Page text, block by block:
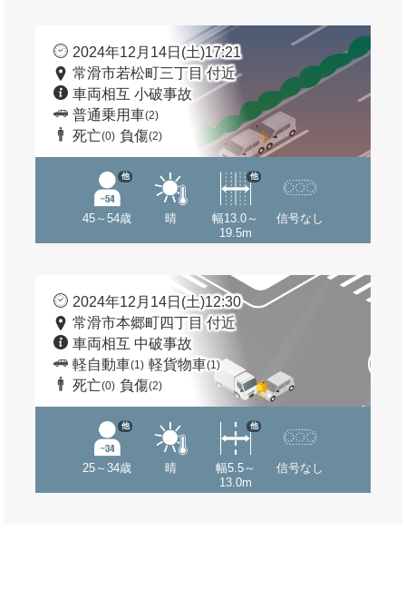
2024年12月14日(土)17:21
常滑市若松町三丁目 付近
車両相互 小破事故
普通乗用車(2)
死亡(0) 負傷(2)
45～54歳
他
晴
幅13.0～
19.5m
他
信号なし
2024年12月14日(土)12:30
常滑市本郷町四丁目 付近
車両相互 中破事故
軽自動車(1) 軽貨物車(1)
死亡(0) 負傷(2)
25～34歳
他
晴
幅5.5～
13.0m
他
信号なし